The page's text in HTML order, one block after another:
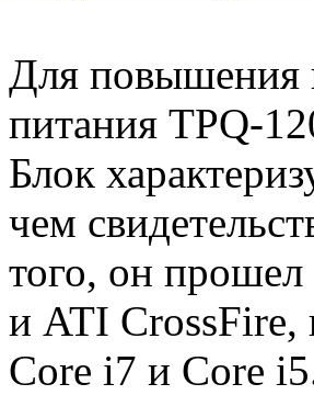
Для повышения
питания TPQ-
Блок
чем
того, он
и ATI CrossFire,
Core i7 и Core